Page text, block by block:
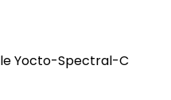
Yocto-Spectral-C